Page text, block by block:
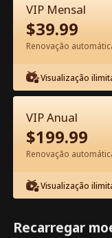
Episódio 95
Apercebeu-
completo
1-50 51-99
95
VIP Mensal
$39.99
Renovação
Visualização
VIP Anual
$199.99
Renovação
Visualização
Recarregar